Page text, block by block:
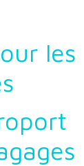
les